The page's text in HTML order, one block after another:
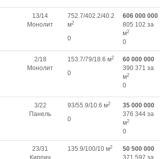
13/14
Монолит
752.7/402.2/40.2
м2
0
606 000 000
805 102 за
м2
0
2/18
Монолит
153.7/79/18.6 м2
0
60 000 000
390 371 за
м2
0
3/22
Панель
93/55.9/10.6 м2
0
35 000 000
376 344 за
м2
0
23/31
Кирпич
135.9/100/10 м2
50 500 000
371 597 за